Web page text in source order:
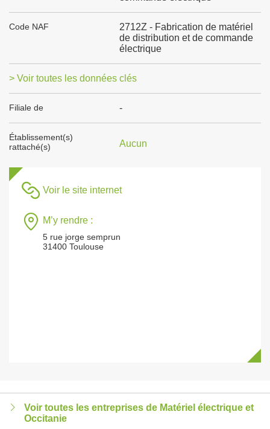
Code NAF
2712Z - Fabrication de matériel
de distribution et de commande
électrique
> Voir toutes les données clés
Filiale de -
Établissement(s)
rattaché(s)
Aucun
Voir le site internet
M’y rendre :
5 rue jorge semprun
31400 Toulouse
Voir toutes les entreprises de Matériel électrique et
Occitanie